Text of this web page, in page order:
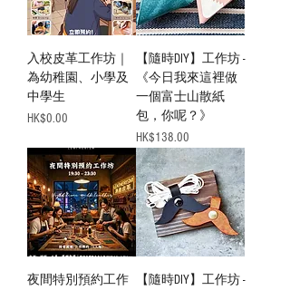
入校皮革工作坊｜
為幼稚園、小學及
中學生
Price
HK$0.00
【隨時DIY】工作坊 -
《今日我來這裡做
一個富士山散紙
包，你呢？》
Price
HK$138.00
夜間特別預約工作
【隨時DIY】工作坊 -